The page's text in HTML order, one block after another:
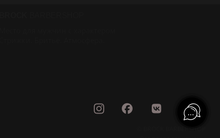
© BROCK BARBERSHOP